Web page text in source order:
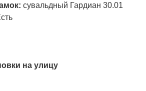
сувальдный Гардиан 30.01
на улицу